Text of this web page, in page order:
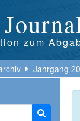
zum
Jahrgang
Suche